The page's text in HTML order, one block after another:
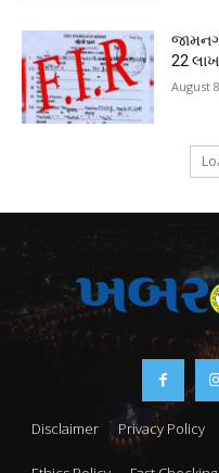
22
August
Disclaimer Privacy Policy